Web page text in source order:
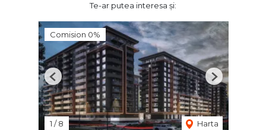
Te-ar putea interesa și:
Comision 0%
1 /8 Harta
Previous Next